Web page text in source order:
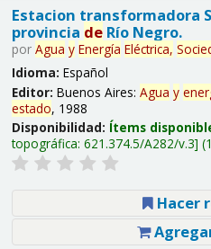
Estacion transformadora
provincia deRío Negro.
por Agua y Energía Eléctrica,
Idioma: Español
Editor: Buenos Aires: Agua y
estado, 1988
Disponibilidad: Ítems
topográfica: 621.374.5/A282/v.3
Hacer